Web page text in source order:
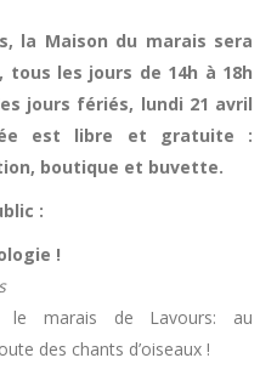
la Maison du marais sera
les jours de 14h à 18h
jours fériés, lundi 21 avril
est libre et gratuite :
boutique et buvette.
:
!
le marais de Lavours: au
des chants d’oiseaux !